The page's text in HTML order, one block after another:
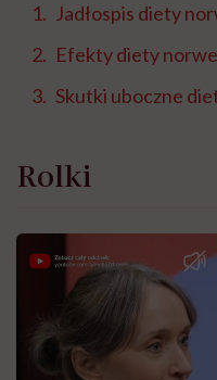
Jadłospis diety
Efekty diety
Skutki uboczne
Rolki